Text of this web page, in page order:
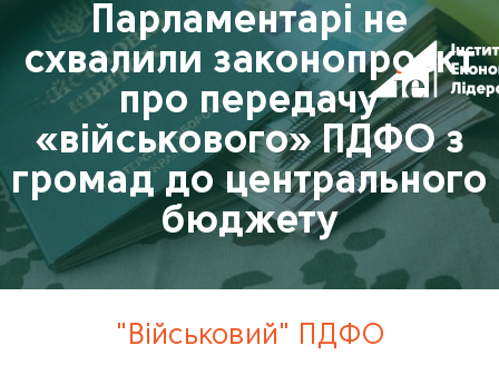
Парламентарі не
схвалили законопроєкт
про передачу
«військового» ПДФО з
громад до центрального
бюджету
"Військовий" ПДФО